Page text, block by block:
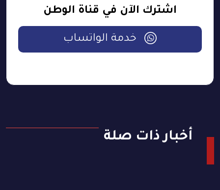
اشترك الآن في قناة الوطن
خدمة الواتساب
أخبار ذات صلة